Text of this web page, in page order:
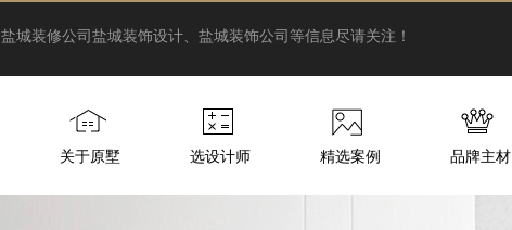
盐城装修公司 盐城装饰设计、盐城装饰公司等信息尽请关注！
关于原墅 选设计师 精选案例 品牌主材